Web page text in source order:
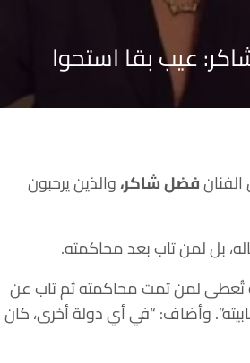
عيب بقا استحوا
فضل شاكر،والذين يرحبون
بل لمن تاب بعد محاكمته.
تُعطى لمن تمت محاكمته ثم تاب عن
وأضاف: “في أي دولة أخرى، كان